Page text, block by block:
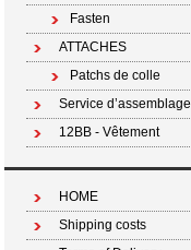
Fasten
ATTACHES
Patchs de colle
Service d’assemblage
12BB - Vêtement
HOME
Shipping costs